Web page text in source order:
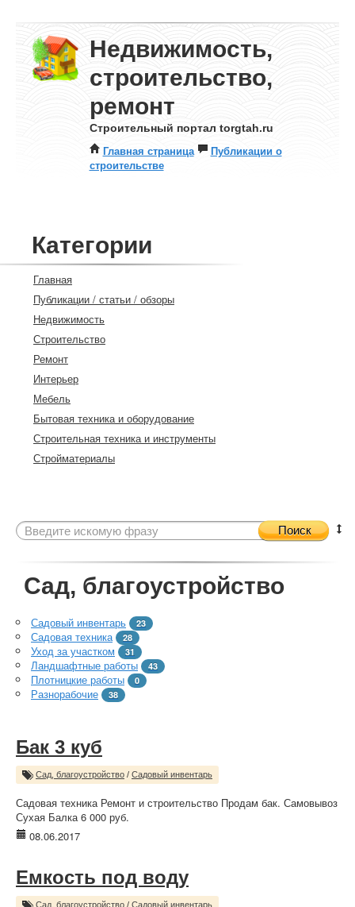
Недвижимость,
строительство,
ремонт
Строительный портал torgtah.ru
Главная страница
Публикации о
строительстве
Категории
Главная
Публикации / статьи / обзоры
Недвижимость
Строительство
Ремонт
Интерьер
Мебель
Бытовая техника и оборудование
Строительная техника и инструменты
Стройматериалы
Поиск
Сад, благоустройство
Садовый инвентарь 23
Садовая техника 28
Уход за участком 31
Ландшафтные работы 43
Плотницкие работы 0
Разнорабочие 38
Бак 3 куб
Сад, благоустройство / Садовый инвентарь
Садовая техника Ремонт и строительство Продам бак. Самовывоз
Сухая Балка 6 000 руб.
08.06.2017
Емкость под воду
Сад, благоустройство / Садовый инвентарь